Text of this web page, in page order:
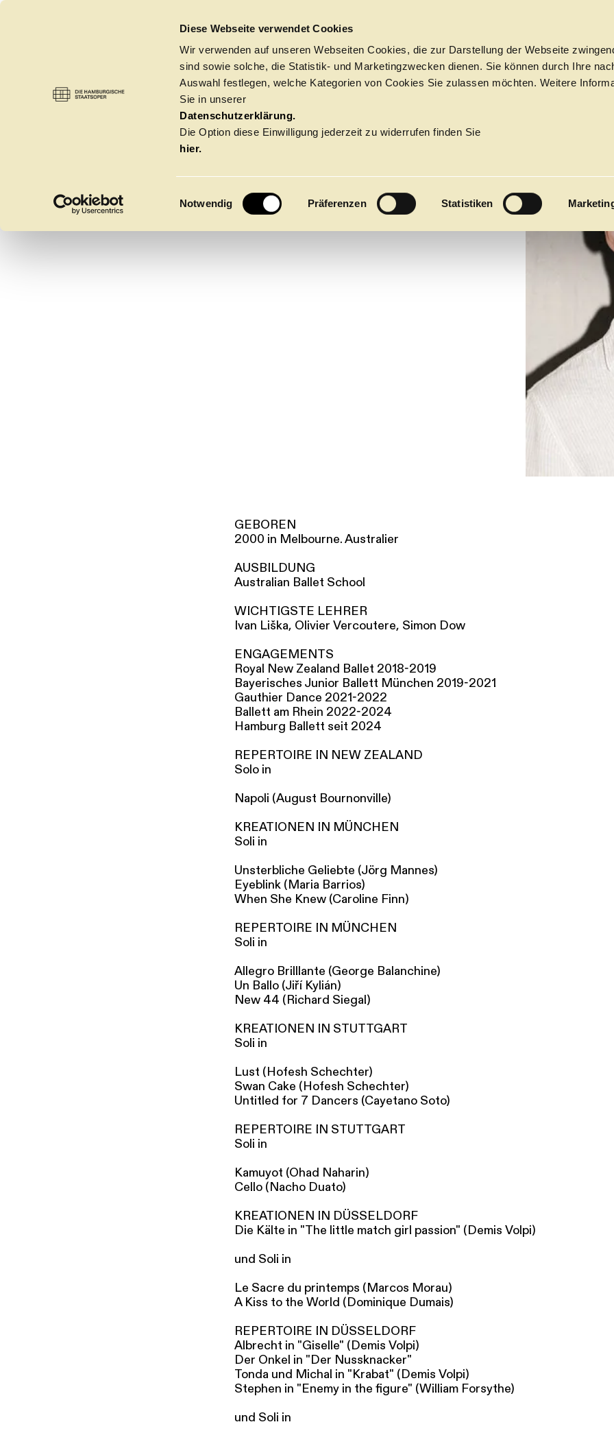
Diese Webseite verwendet Cookies
Wir verwenden auf unseren Webseiten Cookies, die zur Darstellung der Webseite
sind sowie solche, die Statistik- und Marketingzwecken dienen. Sie können durch Ihre
Auswahl festlegen, welche Kategorien von Cookies Sie zulassen möchten. Weitere
Sie in unserer
Datenschutzerklärung.
Die Option diese Einwilligung jederzeit zu widerrufen finden Sie
hier.
i
Notwendig Präferenzen Statistiken
DIE HAMBURGISCHE STAATSOPER
Termine
KALENDER
Alle Oper Ballett Konzert
ÜBER UNS
Die Hamburgische
Führungen Jobs
MEIN KONTO
ENSEMBLE
JOAQUIN
ANGELUCCI
Gruppentänzer
GEBOREN
2000 in Melbourne. Australier
AUSBILDUNG
Australian Ballet School
WICHTIGSTE LEHRER
Ivan Liška, Olivier Vercoutere, Simon Dow
ENGAGEMENTS
Royal New Zealand Ballet 2018-2019
Bayerisches Junior Ballett München 2019-2021
Gauthier Dance 2021-2022
Ballett am Rhein 2022-2024
Hamburg Ballett seit 2024
REPERTOIRE IN NEW ZEALAND
Solo in
Napoli (August Bournonville)
KREATIONEN IN MÜNCHEN
Soli in
Unsterbliche Geliebte (Jörg Mannes)
Eyeblink (Maria Barrios)
When She Knew (Caroline Finn)
REPERTOIRE IN MÜNCHEN
Soli in
Allegro Brilllante (George Balanchine)
Un Ballo (Jiří Kylián)
New 44 (Richard Siegal)
KREATIONEN IN STUTTGART
Soli in
Lust (Hofesh Schechter)
Swan Cake (Hofesh Schechter)
Untitled for 7 Dancers (Cayetano Soto)
REPERTOIRE IN STUTTGART
Soli in
Kamuyot (Ohad Naharin)
Cello (Nacho Duato)
KREATIONEN IN DÜSSELDORF
Die Kälte in "The little match girl passion" (Demis Volpi)
und Soli in
Le Sacre du printemps (Marcos Morau)
A Kiss to the World (Dominique Dumais)
REPERTOIRE IN DÜSSELDORF
Albrecht in "Giselle" (Demis Volpi)
Der Onkel in "Der Nussknacker"
Tonda und Michal in "Krabat" (Demis Volpi)
Stephen in "Enemy in the figure" (William Forsythe)
und Soli in